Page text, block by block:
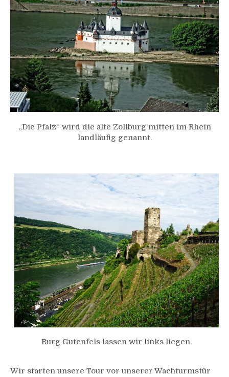
„Die Pfalz“ wird die alte Zollburg mitten im Rhein
landläufig genannt.
Burg Gutenfels lassen wir links liegen.
Wir starten unsere Tour vor unserer Wachturmstür